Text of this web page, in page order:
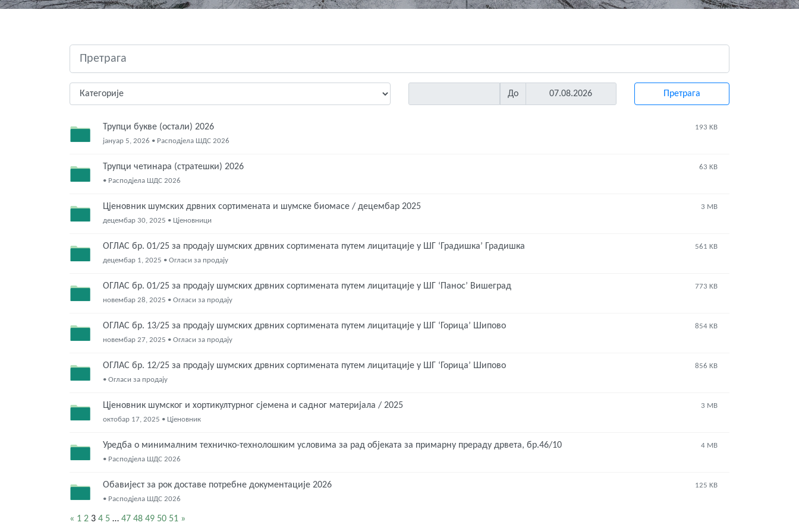
До
Трупци букве (остали) 2026
193 KB
јануар 5, 2026 • Расподјела ШДС 2026
Трупци четинара (стратешки) 2026
63 KB
• Расподјела ШДС 2026
Цјеновник шумских дрвних сортимената и шумске биомасе / децембар 2025
3 MB
децембар 30, 2025 • Цјеновници
ОГЛАС бр. 01/25 за продају шумских дрвних сортимената путем лицитације у ШГ ‘Градишка’ Градишка
561 KB
децембар 1, 2025 • Огласи за продају
ОГЛАС бр. 01/25 за продају шумских дрвних сортимената путем лицитације у ШГ ‘Панос’ Вишеград
773 KB
новембар 28, 2025 • Огласи за продају
ОГЛАС бр. 13/25 за продају шумских дрвних сортимената путем лицитације у ШГ ‘Горица’ Шипово
854 KB
новембар 27, 2025 • Огласи за продају
ОГЛАС бр. 12/25 за продају шумских дрвних сортимената путем лицитације у ШГ ‘Горица’ Шипово
856 KB
• Огласи за продају
Цјеновник шумског и хортикултурног сјемена и садног материјала / 2025
3 MB
октобар 17, 2025 • Цјеновник
Уредба о минималним техничко-технолошким условима за рад објеката за примарну прераду дрвета, бр.46/10
4 MB
• Расподјела ШДС 2026
Обавијест за рок доставе потребне документације 2026
125 KB
• Расподјела ШДС 2026
« 1 2 3 4 5 … 47 48 49 50 51 »